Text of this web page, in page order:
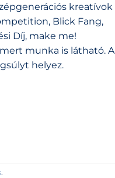
kreatívok
Blick Fang,
Díj, make me!
munka is látható. A
helyez.
.